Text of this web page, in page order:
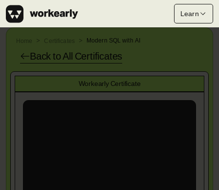
Learn
Home Certificates Modern SQL with AI
Back to All Certificates
Workearly Certificate